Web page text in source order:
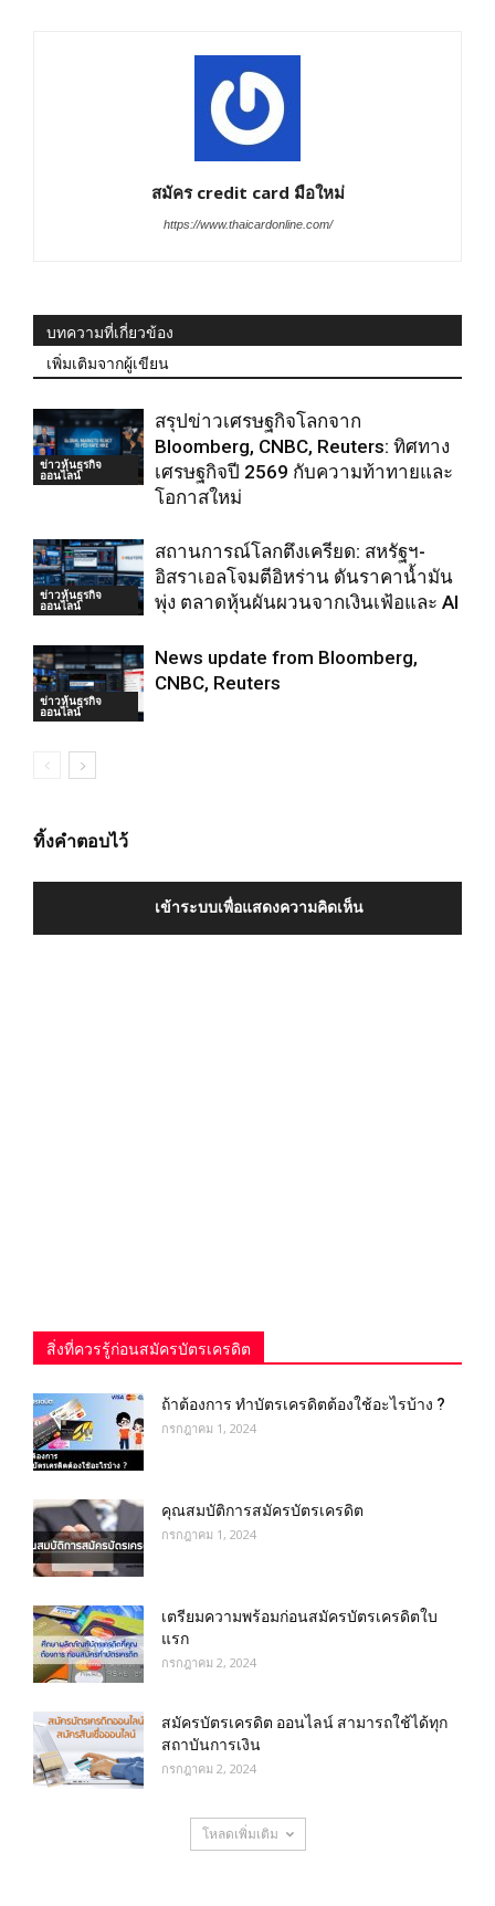
สมัคร credit card มือใหม่
https://www.thaicardonline.com/
บทความที่เกี่ยวข้อง
เพิ่มเติมจากผู้เขียน
ข่าวหุ้นธุรกิจ
ออนไลน์
สรุปข่าวเศรษฐกิจโลกจาก
Bloomberg, CNBC, Reuters: ทิศทาง
เศรษฐกิจปี 2569 กับความท้าทายและ
โอกาสใหม่
ข่าวหุ้นธุรกิจ
ออนไลน์
สถานการณ์โลกตึงเครียด: สหรัฐฯ-
อิสราเอลโจมตีอิหร่าน ดันราคาน้ำมัน
พุ่ง ตลาดหุ้นผันผวนจากเงินเฟ้อและ AI
ข่าวหุ้นธุรกิจ
ออนไลน์
News update from Bloomberg,
CNBC, Reuters
ทิ้งคำตอบไว้
เข้าระบบเพื่อแสดงความคิดเห็น
สิ่งที่ควรรู้ก่อนสมัครบัตรเครดิต
ถ้าต้องการ ทําบัตรเครดิตต้องใช้อะไรบ้าง ?
กรกฎาคม 1, 2024
คุณสมบัติการสมัครบัตรเครดิต
กรกฎาคม 1, 2024
เตรียมความพร้อมก่อนสมัครบัตรเครดิตใบ
แรก
กรกฎาคม 2, 2024
สมัครบัตรเครดิต ออนไลน์ สามารถใช้ได้ทุก
สถาบันการเงิน
กรกฎาคม 2, 2024
โหลดเพิ่มเติม